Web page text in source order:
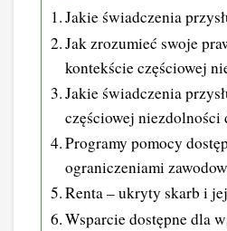
Jakie świadczenia
Jak zrozumieć swoje
kontekście częściowej
Jakie świadczenia
częściowej niezdolności
Programy pomocy
ograniczeniami
Renta – ukryty skarb i
Wsparcie dostępne dla